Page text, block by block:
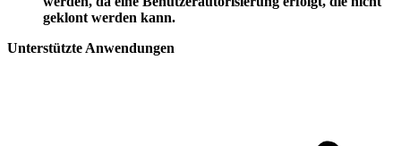
geklont werden kann.
Unterstützte Anwendungen